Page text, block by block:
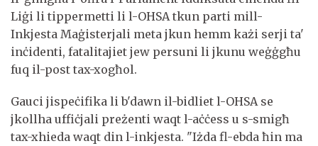
Liġi li tippermetti li l-OHSA tkun parti mill-
Inkjesta Maġisterjali meta jkun hemm każi serji ta'
inċidenti, fatalitajiet jew persuni li jkunu weġġgħu
fuq il-post tax-xogħol.
Gauci jispeċifika li b'dawn il-bidliet l-OHSA se
jkollha uffiċjali preżenti waqt l-aċċess u s-smigħ
tax-xhieda waqt din l-inkjesta. "Iżda fl-ebda ħin ma